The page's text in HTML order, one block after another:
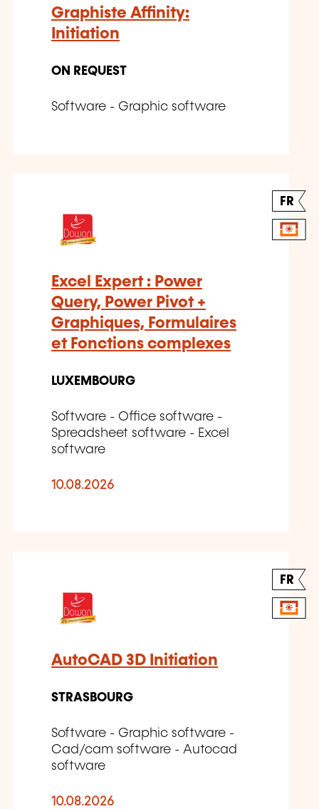
Graphiste Affinity:
Initiation
ON REQUEST
Software - Graphic software
FR
Excel Expert : Power
Query, Power Pivot +
Graphiques, Formulaires
et Fonctions complexes
LUXEMBOURG
Software - Office software -
Spreadsheet software - Excel
software
10.08.2026
FR
AutoCAD 3D Initiation
STRASBOURG
Software - Graphic software -
Cad/cam software - Autocad
software
10.08.2026